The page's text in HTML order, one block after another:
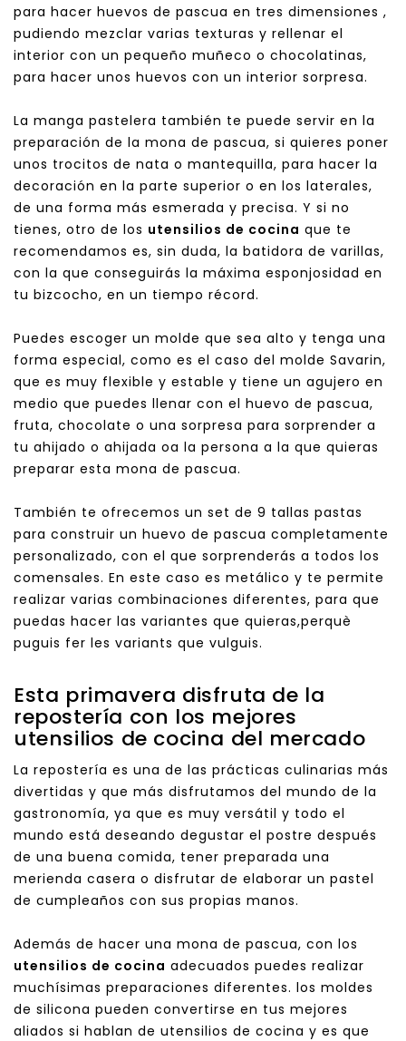
para hacer huevos de pascua en tres dimensiones ,
pudiendo mezclar varias texturas y rellenar el
interior con un pequeño muñeco o chocolatinas,
para hacer unos huevos con un interior sorpresa.
La manga pastelera también te puede servir en la
preparación de la mona de pascua, si quieres poner
unos trocitos de nata o mantequilla, para hacer la
decoración en la parte superior o en los laterales,
de una forma más esmerada y precisa. Y si no
tienes, otro de los utensilios de cocina que te
recomendamos es, sin duda, la batidora de varillas,
con la que conseguirás la máxima esponjosidad en
tu bizcocho, en un tiempo récord.
Puedes escoger un molde que sea alto y tenga una
forma especial, como es el caso del molde Savarin,
que es muy flexible y estable y tiene un agujero en
medio que puedes llenar con el huevo de pascua,
fruta, chocolate o una sorpresa para sorprender a
tu ahijado o ahijada oa la persona a la que quieras
preparar esta mona de pascua.
También te ofrecemos un set de 9 tallas pastas
para construir un huevo de pascua completamente
personalizado, con el que sorprenderás a todos los
comensales. En este caso es metálico y te permite
realizar varias combinaciones diferentes, para que
puedas hacer las variantes que quieras,perquè
puguis fer les variants que vulguis.
Esta primavera disfruta de la
repostería con los mejores
utensilios de cocina del mercado
La repostería es una de las prácticas culinarias más
divertidas y que más disfrutamos del mundo de la
gastronomía, ya que es muy versátil y todo el
mundo está deseando degustar el postre después
de una buena comida, tener preparada una
merienda casera o disfrutar de elaborar un pastel
de cumpleaños con sus propias manos.
Además de hacer una mona de pascua, con los
utensilios de cocina adecuados puedes realizar
muchísimas preparaciones diferentes. los moldes
de silicona pueden convertirse en tus mejores
aliados si hablan de utensilios de cocina y es que